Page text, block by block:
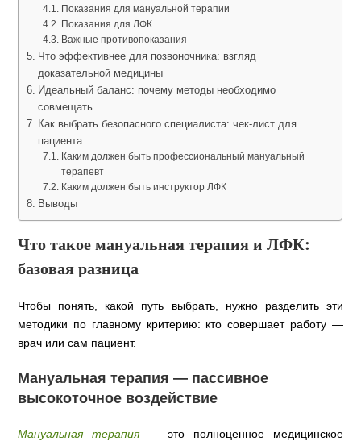
Показания для мануальной терапии
Показания для ЛФК
Важные противопоказания
Что эффективнее для позвоночника: взгляд
доказательной медицины
Идеальный баланс: почему методы необходимо
совмещать
Как выбрать безопасного специалиста: чек-лист для
пациента
Каким должен быть профессиональный мануальный
терапевт
Каким должен быть инструктор ЛФК
Выводы
Что такое мануальная терапия и ЛФК:
базовая разница
Чтобы понять, какой путь выбрать, нужно разделить эти
методики по главному критерию: кто совершает работу —
врач или сам пациент.
Мануальная терапия — пассивное
высокоточное воздействие
Мануальная терапия
— это полноценное медицинское